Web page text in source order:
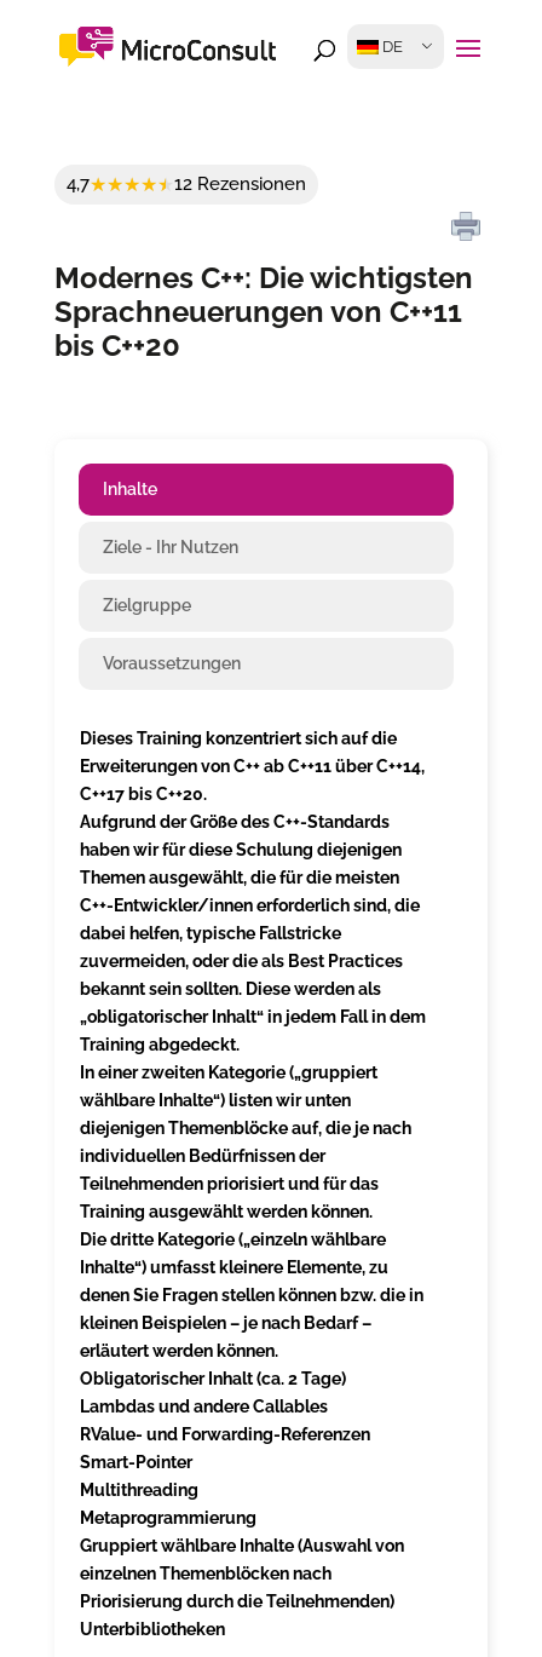
DE
4,7 12 Rezensionen
Modernes C++: Die wichtigsten
Sprachneuerungen von C++11
bis C++20
Inhalte
Ziele - Ihr Nutzen
Zielgruppe
Voraussetzungen
Dieses Training konzentriert sich auf die
Erweiterungen von C++ ab C++11 über C++14,
C++17 bis C++20.
Aufgrund der Größe des C++-Standards
haben wir für diese Schulung diejenigen
Themen ausgewählt, die für die meisten
C++-Entwickler/innen erforderlich sind, die
dabei helfen, typische Fallstricke
zuvermeiden, oder die als Best Practices
bekannt sein sollten. Diese werden als
„obligatorischer Inhalt“ in jedem Fall in dem
Training abgedeckt.
In einer zweiten Kategorie („gruppiert
wählbare Inhalte“) listen wir unten
diejenigen Themenblöcke auf, die je nach
individuellen Bedürfnissen der
Teilnehmenden priorisiert und für das
Training ausgewählt werden können.
Die dritte Kategorie („einzeln wählbare
Inhalte“) umfasst kleinere Elemente, zu
denen Sie Fragen stellen können bzw. die in
kleinen Beispielen – je nach Bedarf –
erläutert werden können.
Obligatorischer Inhalt (ca. 2 Tage)
Lambdas und andere Callables
RValue- und Forwarding-Referenzen
Smart-Pointer
Multithreading
Metaprogrammierung
Gruppiert wählbare Inhalte (Auswahl von
einzelnen Themenblöcken nach
Priorisierung durch die Teilnehmenden)
Unterbibliotheken